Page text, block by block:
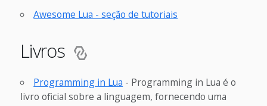
Awesome Lua - seção de tutoriais
Livros
Programming in Lua - Programming in Lua é o
livro oficial sobre a linguagem, fornecendo uma